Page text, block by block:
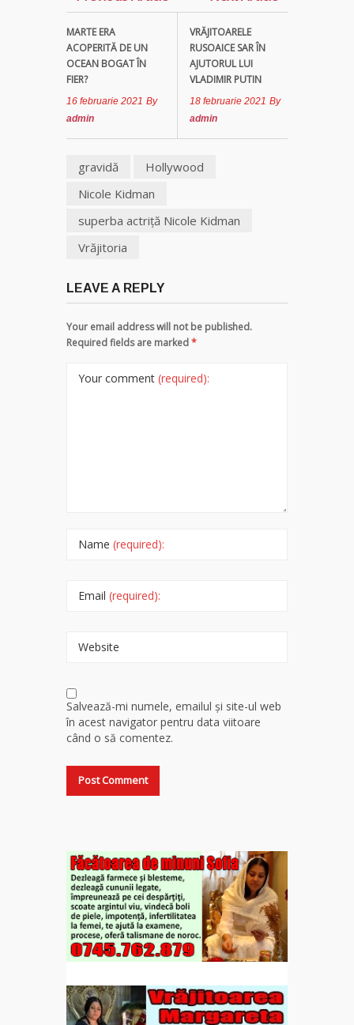
Morgana,
magiei
MARTE ERA
ACOPERITĂ DE UN
OCEAN BOGAT ÎN
FIER?
16 februarie 2021 By
admin
VRĂJITOARELE
RUSOAICE SAR ÎN
AJUTORUL LUI
VLADIMIR PUTIN
18 februarie 2021 By
admin
gravidă
Hollywood
Nicole Kidman
superba actriţă Nicole Kidman
Vrăjitoria
LEAVE A REPLY
Your email address will not be published.
Required fields are marked*
Your comment (required):
Name (required):
Email (required):
Website
Salvează-mi numele, emailul și site-ul web
în acest navigator pentru data viitoare
când o să comentez.